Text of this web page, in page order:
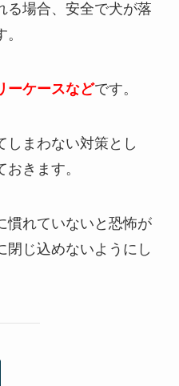
る場合、安全で犬が落
ーケースなどです。
しまわない対策とし
きます。
慣れていないと恐怖が
閉じ込めないようにし